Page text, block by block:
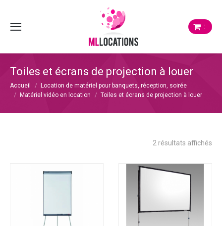
:
Toiles et écrans de projection à louer
Vous êtes ici :
Accueil
Location de matériel pour banquets, réception, soirée
Matériel vidéo en location
Toiles et écrans de projection à louer
2 résultats affichés